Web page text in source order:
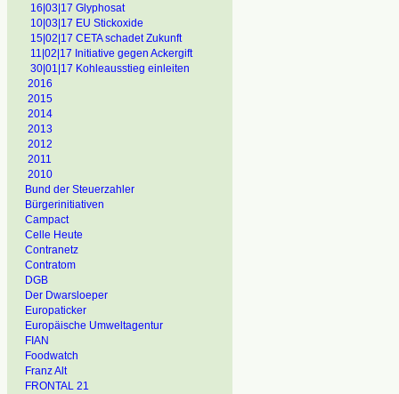
16|03|17 Glyphosat
10|03|17 EU Stickoxide
15|02|17 CETA schadet Zukunft
11|02|17 Initiative gegen Ackergift
30|01|17 Kohleausstieg einleiten
2016
2015
2014
2013
2012
2011
2010
Bund der Steuerzahler
Bürgerinitiativen
Campact
Celle Heute
Contranetz
Contratom
DGB
Der Dwarsloeper
Europaticker
Europäische Umweltagentur
FIAN
Foodwatch
Franz Alt
FRONTAL 21